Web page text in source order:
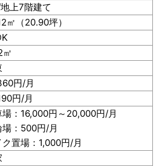
上7階建て
㎡（20.90坪）
㎡
円/月
円/月
場：16,000円～20,000円/月
場：500円/月
置場：1,000円/月